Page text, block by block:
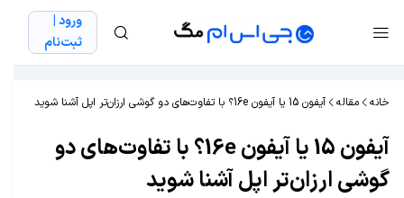
ورود |
ثبت‌نام
خانه مقاله آیفون 15 یا آیفون 16e؟ با تفاوت‌های دو گوشی ارزان‌تر اپل آشنا شوید
آیفون 15 یا آیفون 16e؟ با تفاوت‌های دو
گوشی ارزان‌تر اپل آشنا شوید